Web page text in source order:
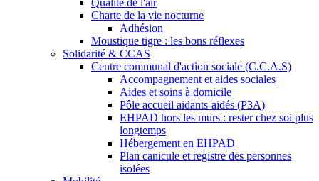
Qualité de l'air
Charte de la vie nocturne
Adhésion
Moustique tigre : les bons réflexes
Solidarité & CCAS
Centre communal d'action sociale (C.C.A.S)
Accompagnement et aides sociales
Aides et soins à domicile
Pôle accueil aidants-aidés (P3A)
EHPAD hors les murs : rester chez soi plus
longtemps
Hébergement en EHPAD
Plan canicule et registre des personnes
isolées